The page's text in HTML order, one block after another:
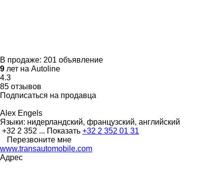
В продаже: 201 объявление
9 лет на Autoline
4.3
85 отзывов
Подписаться на продавца
Alex Engels
Языки: нидерландский, французский, английский
+32 2 352 ... Показать +32 2 352 01 31
Перезвоните мне
www.transautomobile.com
Адрес